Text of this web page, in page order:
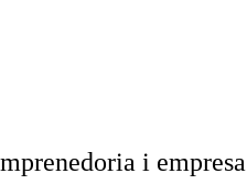
i empresa